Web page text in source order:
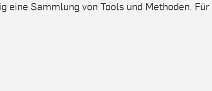
Sammlung von Tools und Methoden.